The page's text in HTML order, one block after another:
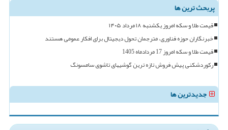
پربحث ترین ها
قیمت طلا و سکه امروز یکشنبه ۱۸ مرداد ۱۴۰۵
خبرنگاران حوزه فناوری، مترجمان تحول دیجیتال برای افکار عمومی هستند
قیمت طلا و سکه امروز 17 مردادماه 1405
رکوردشکنی پیش فروش تازه ترین گوشیهای تاشوی سامسونگ
جدیدترین ها